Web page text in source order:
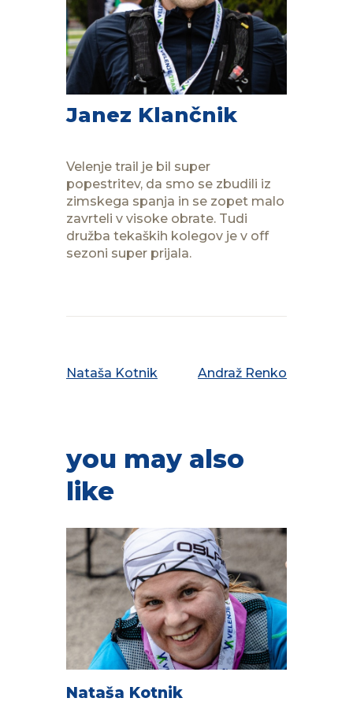
Janez Klančnik
Velenje trail je bil super
popestritev, da smo se zbudili iz
zimskega spanja in se zopet malo
zavrteli v visoke obrate. Tudi
družba tekaških kolegov je v off
sezoni super prijala.
Nataša Kotnik Andraž Renko
you may also
like
Nataša Kotnik